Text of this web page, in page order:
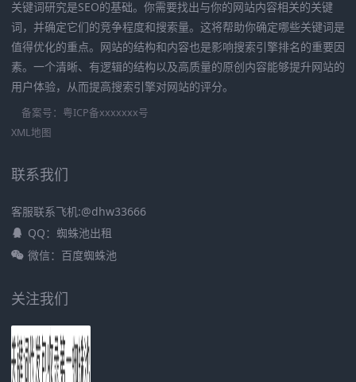
关键词研究是SEO的基础。你需要找出与你的网站内容相关的关键
词，并确定它们的竞争程度和搜索量。这将帮助你确定哪些关键词是
值得优化的重点。网站的结构和内容也是影响搜索引擎排名的重要因
素。一个清晰、有逻辑的结构以及高质量的原创内容能够提升网站的
用户体验，从而提高搜索引擎对网站的评分。
备案号： 粤ICP备xxxxxxx号
XML地图
联系我们
客服联系飞机:@dhw33666
QQ：蜘蛛池出租
微信：百度蜘蛛池
关注我们